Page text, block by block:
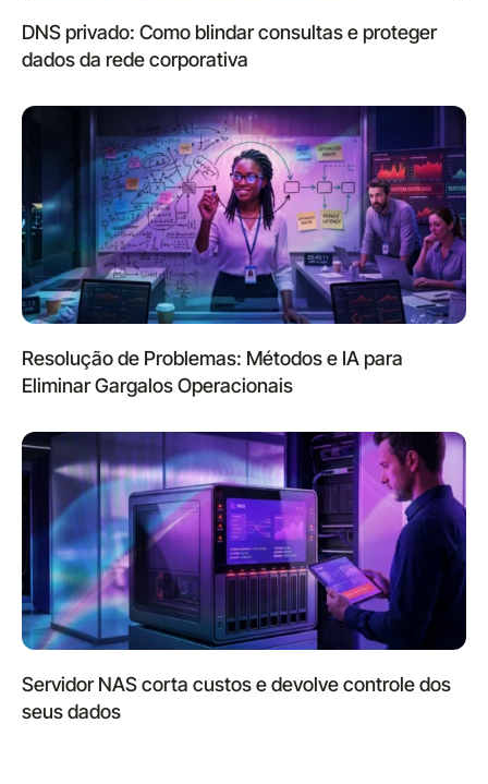
DNS privado: Como blindar consultas e proteger
dados da rede corporativa
Resolução de Problemas: Métodos e IA para
Eliminar Gargalos Operacionais
Servidor NAS corta custos e devolve controle dos
seus dados